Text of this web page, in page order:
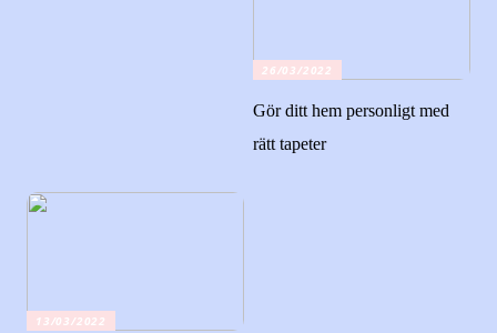
26/03/2022
Gör ditt hem personligt med
rätt tapeter
13/03/2022